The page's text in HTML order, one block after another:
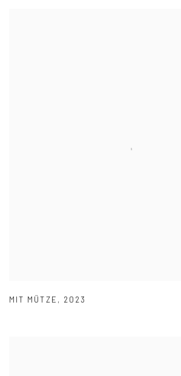
MIT MÜTZE , 2023